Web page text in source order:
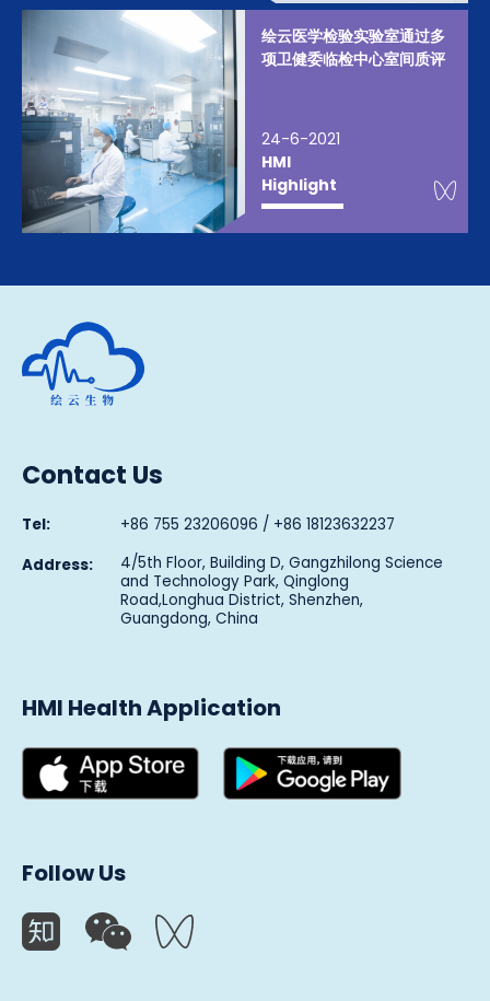
绘云医学检验实验室通过多
项卫健委临检中心室间质评
HMI
Highlight
24-6-2021
Human Metabolomics Institute
Contact Us
Tel: +86 755 23206096 / +86 18123632237
Address: 4/5th Floor, Building D, Gangzhilong Science
and Technology Park, Qinglong
Road,Longhua District, Shenzhen,
Guangdong, China
HMI Health Application
Follow Us